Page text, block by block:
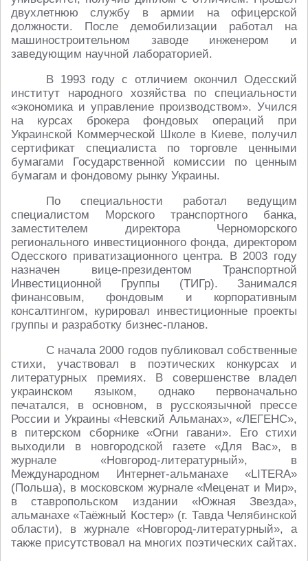
двухлетнюю службу в армии на офицерской
должности. После демобилизации работал на
машиностроительном заводе инженером и
заведующим научной лабораторией.
В 1993 году с отличием окончил Одесский
институт народного хозяйства по специальности
«экономика и управление производством». Учился
на курсах брокера фондовых операций при
Украинской Коммерческой Школе в Киеве, получил
сертификат специалиста по торговле ценными
бумагами Государственной комиссии по ценным
бумагам и фондовому рынку Украины.
По специальности работал ведущим
специалистом Морского транспортного банка,
заместителем директора Черноморского
регионального инвестиционного фонда, директором
Одесского приватизационного центра. В 2003 году
назначен вице-президентом Транспортной
Инвестиционной Группы (ТИГр). Занимался
финансовым, фондовым и корпоративным
консалтингом, курировал инвестиционные проекты
группы и разработку бизнес-планов.
С начала 2000 годов публиковал собственные
стихи, участвовал в поэтических конкурсах и
литературных премиях. В совершенстве владел
украинском языком, однако первоначально
печатался, в основном, в русскоязычной прессе
России и Украины «Невский Альманах», «ЛЕГЕНС»,
в питерском сборнике «Огни гавани». Его стихи
выходили в новгородской газете «Для Вас», в
журнале «Новгород-литературный», в
Международном Интернет-альманахе «LITERA»
(Польша), в московском журнале «Меценат и Мир»,
в ставропольском издании «Южная Звезда»,
альманахе «Таёжный Костер» (г. Тавда Челябинской
области), в журнале «Новгород-литературный», а
также присутствовал на многих поэтических сайтах.